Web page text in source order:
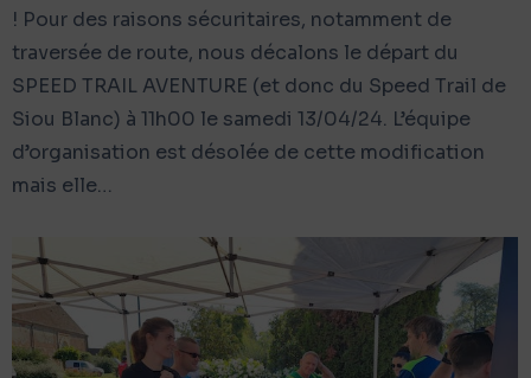
! Pour des raisons sécuritaires, notamment de
traversée de route, nous décalons le départ du
SPEED TRAIL AVENTURE (et donc du Speed Trail de
Siou Blanc) à 11h00 le samedi 13/04/24. L’équipe
d’organisation est désolée de cette modification
mais elle…